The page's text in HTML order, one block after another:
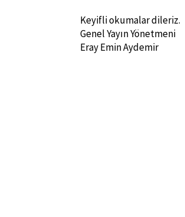
Keyifli okumalar dileriz.
Genel Yayın Yönetmeni
Eray Emin Aydemir